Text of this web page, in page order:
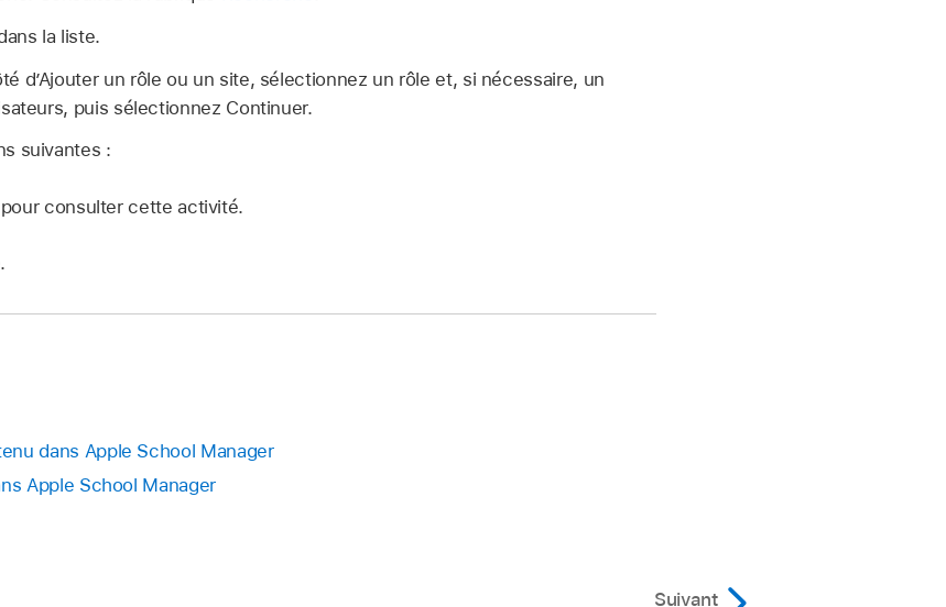
la liste.
d’Ajouter un rôle ou un site, sélectionnez un rôle et, si nécessaire, un
puis sélectionnez Continuer.
suivantes :
consulter cette activité.
dans Apple School Manager
Apple School Manager
Suivant